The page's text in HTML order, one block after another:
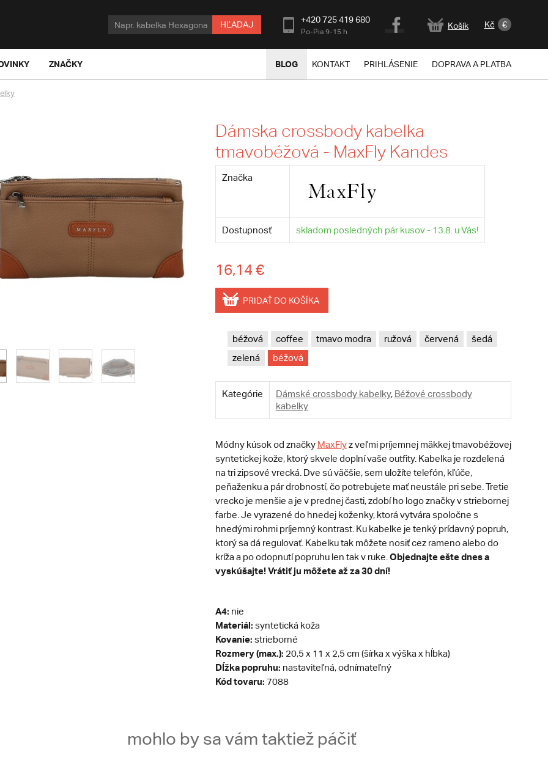
HĽADAJ +420 725 419 680
Po-Pia 9-15 h
Košík Kč €
ZNAČKY BLOG KONTAKT PRIHLÁSENIE DOPRAVA A PLATBA
Dámska crossbody kabelka
tmavobéžová - MaxFly Kandes
Značka
Dostupnosť skladom posledných pár kusov - 13.8. u Vás!
16,14 €
PRIDAŤ DO KOŠÍKA
béžová coffee tmavo modra ružová červená
šedá
zelená
béžová
Kategórie Dámské crossbody kabelky, Béžové crossbody
kabelky
Módny kúsok od značky MaxFlyz veľmi príjemnej mäkkej tmavobéžovej
syntetickej kože, ktorý skvele doplní vaše outfity. Kabelka je rozdelená
na tri zipsové vrecká. Dve sú väčšie, sem uložíte telefón, kľúče,
peňaženku a pár drobností, čo potrebujete mať neustále pri sebe. Tretie
vrecko je menšie a je v prednej časti, zdobí ho logo značky v striebornej
farbe. Je vyrazené do hnedej koženky, ktorá vytvára spoločne s
hnedými rohmi príjemný kontrast. Ku kabelke je tenký prídavný popruh,
ktorý sa dá regulovať. Kabelku tak môžete nosiť cez rameno alebo do
kríža a po odopnutí popruhu len tak v ruke. Objednajte ešte dnes a
vyskúšajte! Vrátiť ju môžete až za 30 dní!
A4: nie
Materiál: syntetická koža
Kovanie: strieborné
Rozmery (max.): 20,5 x 11 x 2,5 cm (šírka x výška x hĺbka)
Dĺžka popruhu: nastaviteľná, odnímateľný
Kód tovaru: 7088
mohlo by sa vám taktiež páčiť